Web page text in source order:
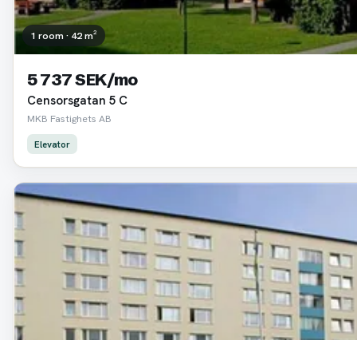
1 room · 42 m²
5 737 SEK/mo
Censorsgatan 5 C
MKB Fastighets AB
Elevator